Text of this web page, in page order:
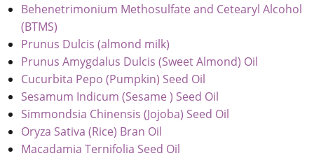
Behenetrimonium Methosulfate and Cetearyl Alcohol
(BTMS)
Prunus Dulcis (almond milk)
Prunus Amygdalus Dulcis (Sweet Almond) Oil
Cucurbita Pepo (Pumpkin) Seed Oil
Sesamum Indicum (Sesame ) Seed Oil
Simmondsia Chinensis (Jojoba) Seed Oil
Oryza Sativa (Rice) Bran Oil
Macadamia Ternifolia Seed Oil